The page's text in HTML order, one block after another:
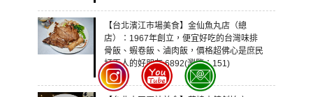
【台北濱江市場美食】金仙魚丸店（總
店）：1967年創立，便宜好吃的台灣味排
骨飯、蝦卷飯、滷肉飯，價格超佛心是庶民
打工人的好朋友 6892(瀏覽：151)